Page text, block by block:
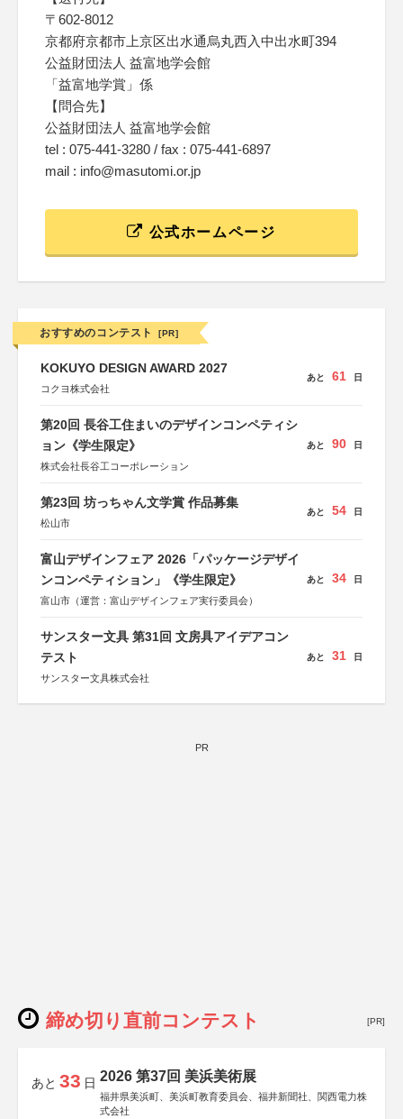
〒602-8012
京都府京都市上京区出水通烏丸西入中出水町394
公益財団法人 益富地学会館
「益富地学賞」係
【問合先】
公益財団法人 益富地学会館
tel : 075-441-3280 / fax : 075-441-6897
mail : info@masutomi.or.jp
公式ホームページ
おすすめのコンテスト [PR]
KOKUYO DESIGN AWARD 2027
コクヨ株式会社
あと 61 日
第20回 長谷工住まいのデザインコンペティシ
ョン《学生限定》
株式会社長谷工コーポレーション
あと 90 日
第23回 坊っちゃん文学賞 作品募集
松山市
あと 54 日
富山デザインフェア 2026「パッケージデザイ
ンコンペティション」《学生限定》
富山市（運営：富山デザインフェア実行委員会）
あと 34 日
サンスター文具 第31回 文房具アイデアコン
テスト
サンスター文具株式会社
あと 31 日
PR
締め切り直前コンテスト [PR]
あと 33 日 2026 第37回 美浜美術展
福井県美浜町、美浜町教育委員会、福井新聞社、関西電力株
式会社